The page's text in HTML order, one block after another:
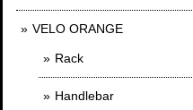
VELO ORANGE
Rack
Handlebar